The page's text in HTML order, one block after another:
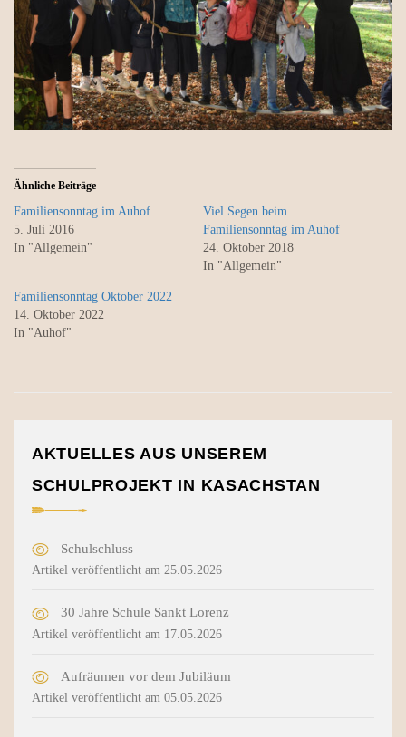
Ähnliche Beiträge
Familiensonntag im Auhof
5. Juli 2016
In "Allgemein"
Viel Segen beim
Familiensonntag im Auhof
24. Oktober 2018
In "Allgemein"
Familiensonntag Oktober 2022
14. Oktober 2022
In "Auhof"
AKTUELLES AUS UNSEREM
SCHULPROJEKT IN KASACHSTAN
Schulschluss
Artikel veröffentlicht am 25.05.2026
30 Jahre Schule Sankt Lorenz
Artikel veröffentlicht am 17.05.2026
Aufräumen vor dem Jubiläum
Artikel veröffentlicht am 05.05.2026